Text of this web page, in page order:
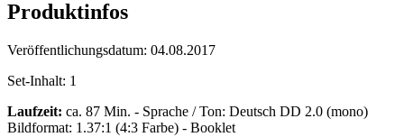
Produktinfos
Veröffentlichungsdatum: 04.08.2017
Set-Inhalt: 1
Laufzeit: ca. 87 Min. - Sprache / Ton: Deutsch DD 2.0 (mono)
Bildformat: 1.37:1 (4:3 Farbe) - Booklet